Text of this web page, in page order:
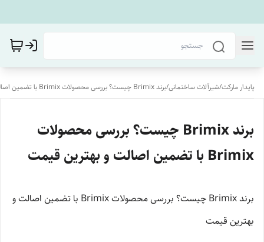
پایدار مارکت/شیرآلات ساختمانی/برند Brimix چیست؟ بررسی محصولات Brimix با تضمین اصالت و بهترین قیمت
برند Brimix چیست؟ بررسی محصولات
Brimix با تضمین اصالت و بهترین قیمت
برند Brimix چیست؟ بررسی محصولات Brimix با تضمین اصالت و
بهترین قیمت